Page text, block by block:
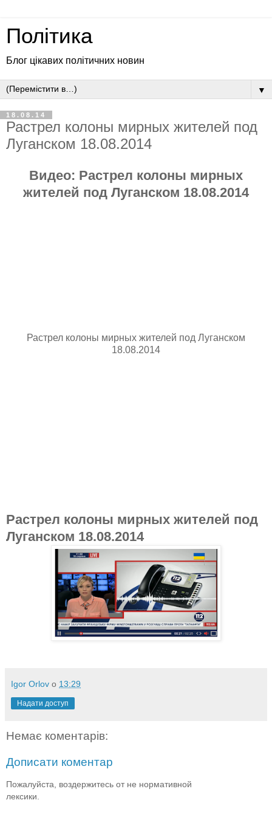
Політика
Блог цікавих політичних новин
▼
18.08.14
Растрел колоны мирных жителей под
Луганском 18.08.2014
Видео: Растрел колоны мирных
жителей под Луганском 18.08.2014
Растрел колоны мирных жителей под Луганском
18.08.2014
Растрел колоны мирных жителей под
Луганском 18.08.2014
Igor Orlov о 13:29
Надати доступ
Немає коментарів:
Дописати коментар
Пожалуйста, воздержитесь от не нормативной
лексики.